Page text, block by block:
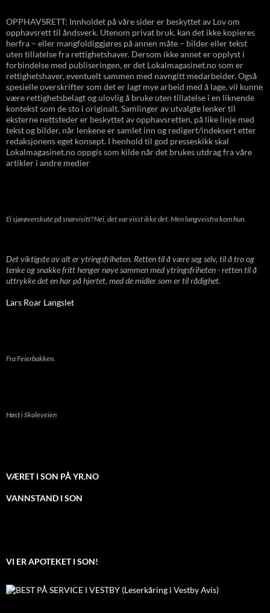
OPPHAVSRETT: Innholdet på våre sider er beskyttet av Lov om
opphavsrett til åndsverk. Utenom privat bruk, kan det ikke kopieres
herfra – eller mangfoldiggjøres på annen måte – bilder eller tekst
uten tillatelse fra rettighetshaver. Dersom ikke annet er opplyst i
forbindelse med publiseringen, er det Lokalmagasinet.no som er
rettighetshaver, eventuelt sammen med navngitt medarbeider. Også
spesielle overskrifter som det er lagt mye arbeid med å lage, vil kunne
være rettighetsbelagt og ulovlig å bruke uten tillatelse i en liknende
kontekst som de sto i originalt. Samlinger av utvalgte lenker til
eksterne nettsteder er beskyttet av opphavsretten, på like linje med
tekst og bilder, når lenkene er samlet inn og redigert/indeksert etter
redaksjonens eget konsept. I henhold til god presseskikk skal
Lokalmagasinet.no oppgis som kilde når det brukes utdrag fra våre
artikler i andre medier
Ei sjørøverskute på snarvisitt? Nei, det var visst ikke det. Men langveisfra kom hun.
Det viktigste av alt er ytringsfriheten. Retten til å være seg selv, til å tro og
tenke og snakke fritt henger nøye sammen med ytringsfriheten - retten til å
uttrykke det en har på hjertet, med de midler som er til rådighet.
Lars Roar Langslet
Fra Feierbakken.
Høst i Skoleveien
VÆRET I SON PÅ YR.NO
VANNSTAND I SON
VI ER APOTEKET I SON!